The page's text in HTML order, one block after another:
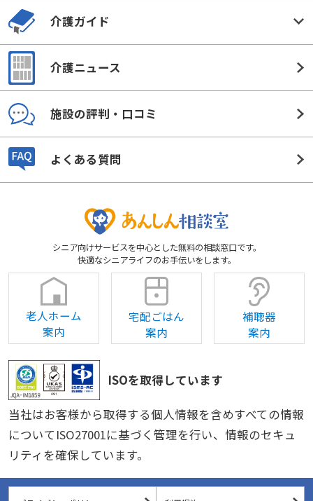
介護ガイド
介護ニュース
施設の評判・口コミ
よくある質問
シニア向けサービスを中心とした無料の相談窓口です。
快適なシニアライフのお手伝いをします。
老人ホーム
案内
宅配ごはん
案内
補聴器
案内
ISOを取得しています
当社はお客様から取得する個人情報を含めすべての情報
についてISO27001に基づく管理を行い、情報のセキュ
リティを確保しています。